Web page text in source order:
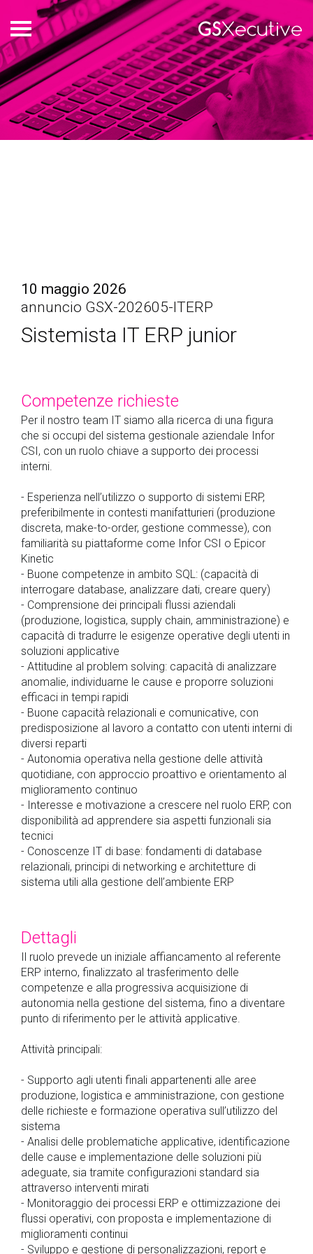
Chi
siamo
Offerte
di
10 maggio 2026
annuncio GSX-202605-ITERP
Sistemista IT ERP junior
Competenze richieste
Per il nostro team IT siamo alla ricerca di una figura
che si occupi del sistema gestionale aziendale Infor
CSI, con un ruolo chiave a supporto dei processi
interni.
- Esperienza nell’utilizzo o supporto di sistemi ERP,
preferibilmente in contesti manifatturieri (produzione
discreta, make-to-order, gestione commesse), con
familiarità su piattaforme come Infor CSI o Epicor
Kinetic
- Buone competenze in ambito SQL: (capacità di
interrogare database, analizzare dati, creare query)
- Comprensione dei principali flussi aziendali
(produzione, logistica, supply chain, amministrazione) e
capacità di tradurre le esigenze operative degli utenti in
soluzioni applicative
- Attitudine al problem solving: capacità di analizzare
anomalie, individuarne le cause e proporre soluzioni
efficaci in tempi rapidi
- Buone capacità relazionali e comunicative, con
predisposizione al lavoro a contatto con utenti interni di
diversi reparti
- Autonomia operativa nella gestione delle attività
quotidiane, con approccio proattivo e orientamento al
miglioramento continuo
- Interesse e motivazione a crescere nel ruolo ERP, con
disponibilità ad apprendere sia aspetti funzionali sia
tecnici
- Conoscenze IT di base: fondamenti di database
relazionali, principi di networking e architetture di
sistema utili alla gestione dell’ambiente ERP
Dettagli
Il ruolo prevede un iniziale affiancamento al referente
ERP interno, finalizzato al trasferimento delle
competenze e alla progressiva acquisizione di
autonomia nella gestione del sistema, fino a diventare
punto di riferimento per le attività applicative.
Attività principali:
- Supporto agli utenti finali appartenenti alle aree
produzione, logistica e amministrazione, con gestione
delle richieste e formazione operativa sull’utilizzo del
sistema
- Analisi delle problematiche applicative, identificazione
delle cause e implementazione delle soluzioni più
adeguate, sia tramite configurazioni standard sia
attraverso interventi mirati
- Monitoraggio dei processi ERP e ottimizzazione dei
flussi operativi, con proposta e implementazione di
miglioramenti continui
- Sviluppo e gestione di personalizzazioni, report e